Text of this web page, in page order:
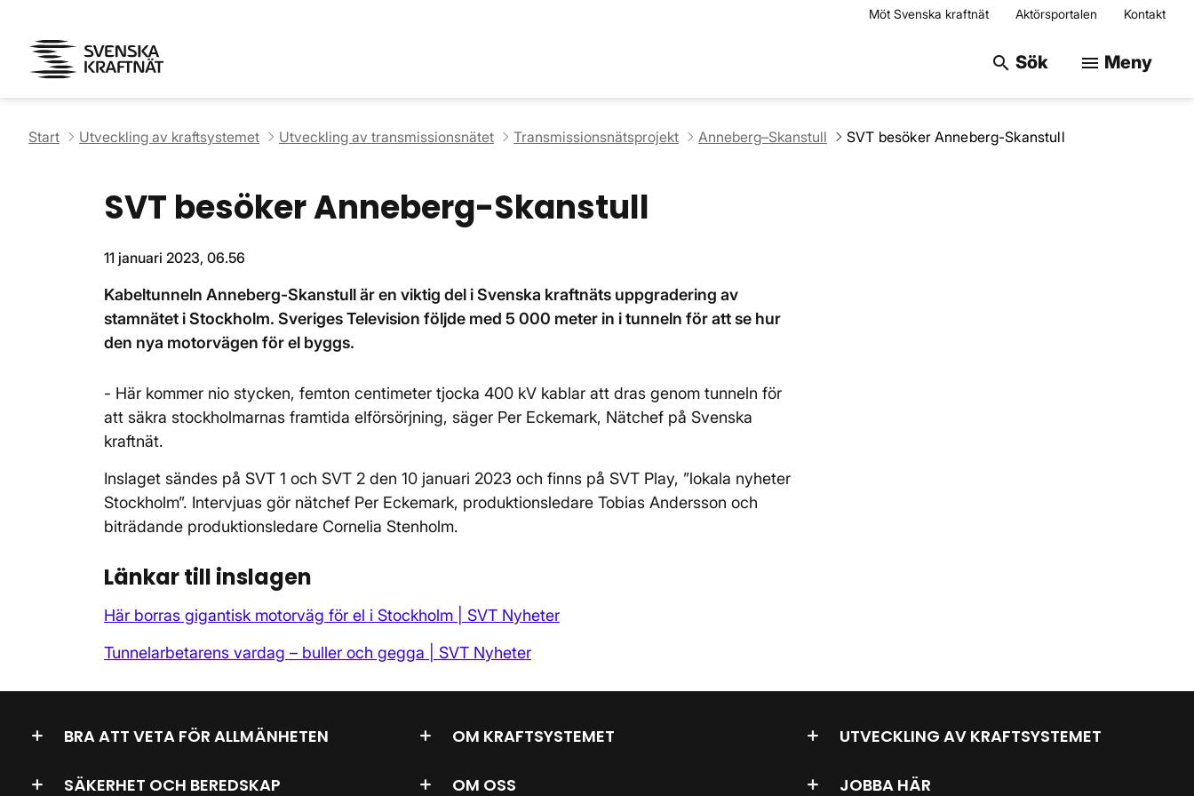
Möt Svenska kraftnät Aktörsportalen Kontakt
search Sök Sök på
menu Meny
Start Utveckling av kraftsystemet Utveckling av transmissionsnätet Transmissionsnätsprojekt Anneberg–Skanstull SVT besöker Anneberg-Skanstull
SVT besöker Anneberg-Skanstull
11 januari 2023, 06.56
Kabeltunneln Anneberg-Skanstull är en viktig del i Svenska kraftnäts uppgradering av
stamnätet i Stockholm. Sveriges Television följde med 5 000 meter in i tunneln för att se hur
den nya motorvägen för el byggs.
- Här kommer nio stycken, femton centimeter tjocka 400 kV kablar att dras genom tunneln för
att säkra stockholmarnas framtida elförsörjning, säger Per Eckemark, Nätchef på Svenska
kraftnät.
Inslaget sändes på SVT 1 och SVT 2 den 10 januari 2023 och finns på SVT Play, ”lokala nyheter
Stockholm”. Intervjuas gör nätchef Per Eckemark, produktionsledare Tobias Andersson och
biträdande produktionsledare Cornelia Stenholm.
Länkar till inslagen
Här borras gigantisk motorväg för el i Stockholm | SVT Nyheter
Tunnelarbetarens vardag – buller och gegga | SVT Nyheter
BRA ATT VETA FÖR ALLMÄNHETEN OM KRAFTSYSTEMET UTVECKLING AV KRAFTSYSTEMET
SÄKERHET OCH BEREDSKAP OM OSS JOBBA HÄR